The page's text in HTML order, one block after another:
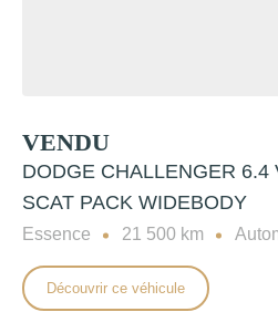
VENDU
DODGE CHALLENGER 6.4
SCAT PACK WIDEBODY
Essence 21 500 km
Découvrir ce véhicule